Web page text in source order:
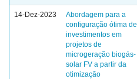
14-Dez-2023
Abordagem para a
configuração ótima de
investimentos em
projetos de
microgeração biogás-
solar FV a partir da
otimização